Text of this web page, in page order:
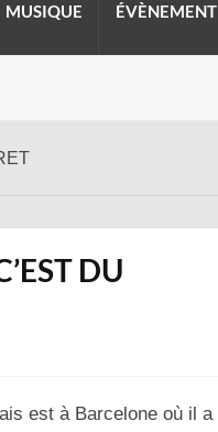
MUSIQUE ÉVÈNEMENT
DU
est à Barcelone où il a